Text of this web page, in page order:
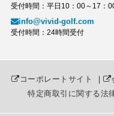
受付時間：平日10：00～17：
info@vivid-golf.com
受付時間：24時間受付
コーポレートサイト ｜
特定商取引に関する法